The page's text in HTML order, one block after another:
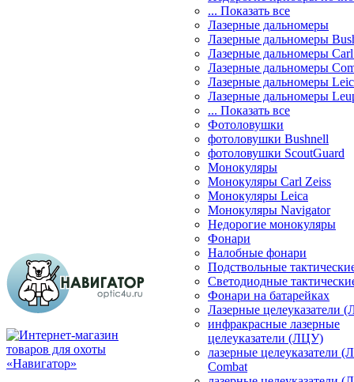
... Показать все
Лазерные дальномеры
Лазерные дальномеры
Лазерные дальномеры
Лазерные дальномеры
Лазерные дальномеры
Лазерные дальномеры
... Показать все
Фотоловушки
фотоловушки Bushnell
фотоловушки ScoutGuard
Монокуляры
Монокуляры Carl Zeiss
Монокуляры Leica
Монокуляры Navigator
Недорогие монокуляры
Фонари
Налобные фонари
Подствольные
Светодиодные
Фонари на батарейках
Лазерные целеуказатели
инфракрасные лазерные
целеуказатели (ЛЦУ)
лазерные целеуказатели
Combat